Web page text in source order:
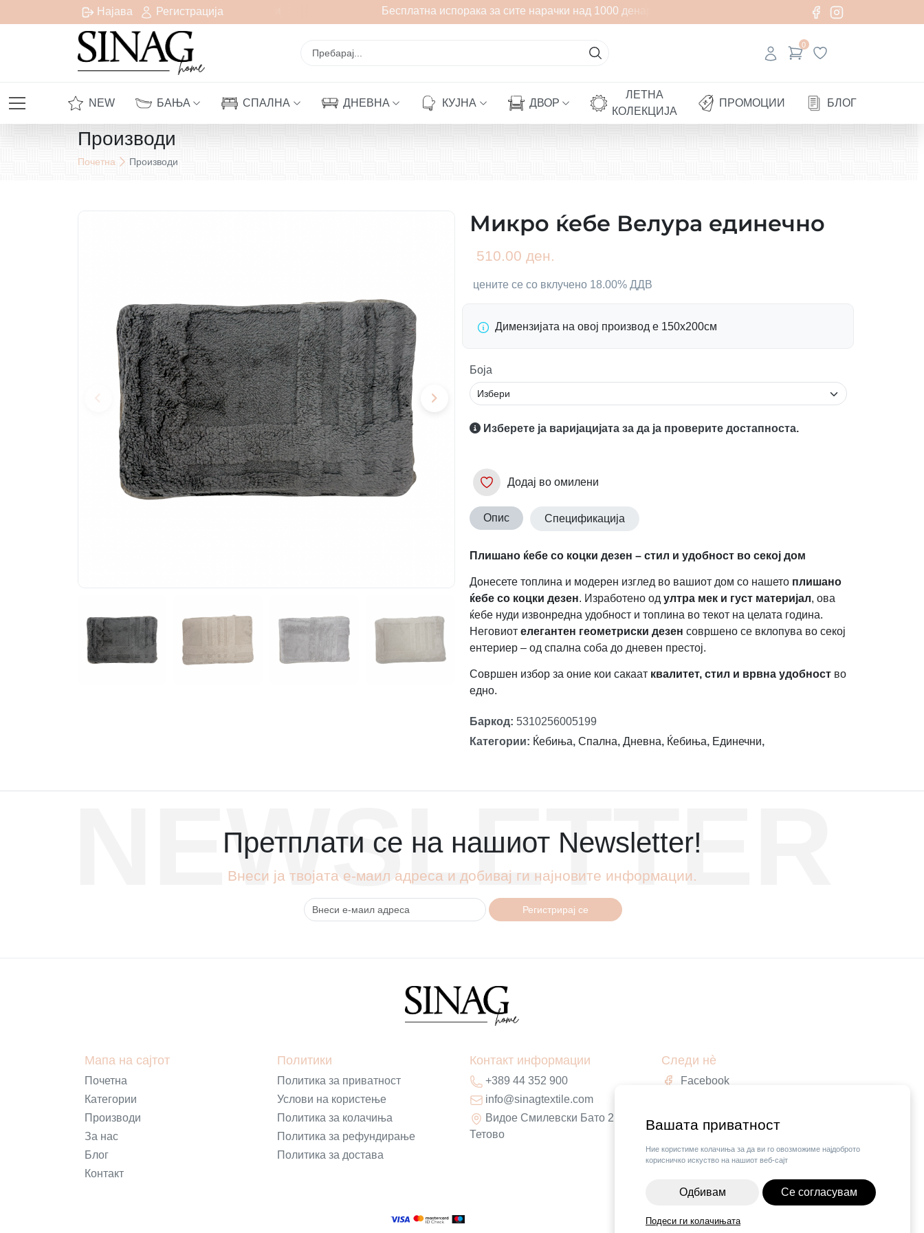
Вашата приватност
Ние користиме колачиња за да ви го овозможиме најдоброто
корисничко искуство на нашиот веб-сајт
Одбивам Се согласувам
Подеси ги колачињата
Најава Регистрација
испорака за сите нарачки над 1000 денари Бесплатна испорака за сите нарачки над 1000 денари
0
NEW БАЊА СПАЛНА ДНЕВНА КУЈНА ДВОР
ЛЕТНА
КОЛЕКЦИЈА
ПРОМОЦИИ БЛОГ
Производи
Почетна Производи
Микро ќебе Велура единечно
510.00 ден.
цените се со вклучено 18.00% ДДВ
Димензијата на овој производ е 150х200см
Боја
Изберете ја варијацијата за да ја проверите достапноста.
Додај во омилени
Опис Спецификација
Плишано ќебе со коцки дезен – стил и удобност во секој дом
Донесете топлина и модерен изглед во вашиот дом со нашето плишано
ќебе со коцки дезен. Изработено од ултра мек и густ материјал, ова
ќебе нуди извонредна удобност и топлина во текот на целата година.
Неговиот елегантен геометриски дезен совршено се вклопува во секој
ентериер – од спална соба до дневен престој.
Совршен избор за оние кои сакаат квалитет, стил и врвна удобноство
едно.
Баркод: 5310256005199
Категории: Ќебиња, Спална, Дневна, Ќебиња, Единечни,
NEWSLETTER
Претплати се на нашиот Newsletter!
Внеси ја твојата е-маил адреса и добивај ги најновите информации.
Регистрирај се
Мапа на сајтот
Почетна
Категории
Производи
За нас
Блог
Контакт
Политики
Политика за приватност
Услови на користење
Политика за колачиња
Политика за рефундирање
Политика за достава
Контакт информации
+389 44 352 900
info@sinagtextile.com
Видое Смилевски Бато 2,
Тетово
Следи нè
Facebook